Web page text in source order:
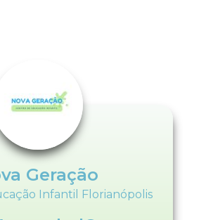
Geração
Infantil Florianópolis